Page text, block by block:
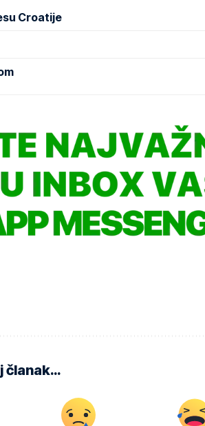
Croatije
članak…